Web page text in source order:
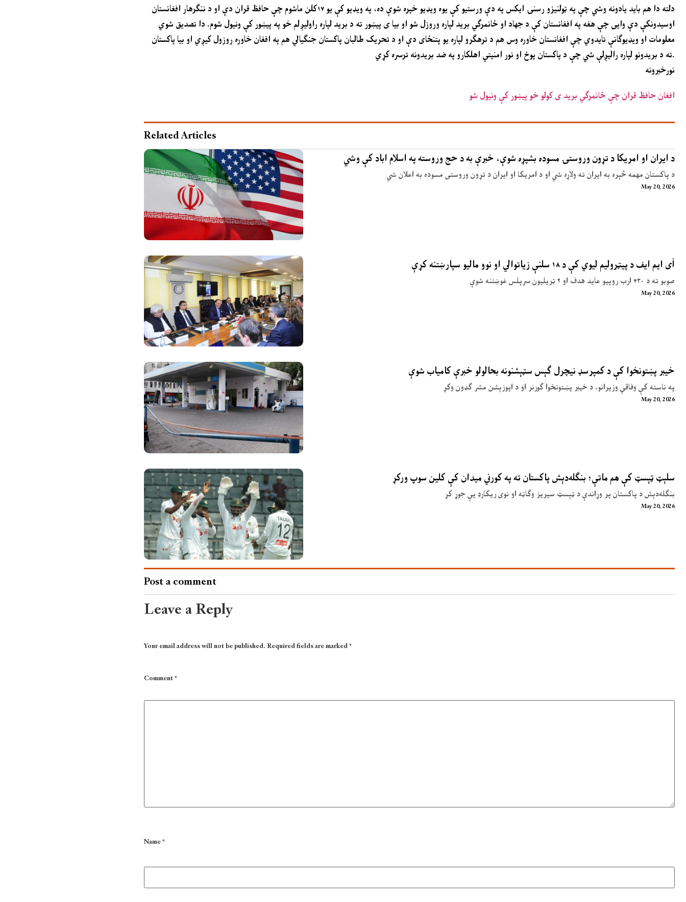
دلته دا هم باید یادونه وشي چې په ټولنیزو رسنۍ ایکس په دې ورستیو کې یوه ویډیو خپره شوې ده، په ویډیو کې یو ۱۷کلن ماشوم چې حافظ قران دې او د ننګرهار افغانستان
اوسیدونکې دې وایی چې هغه په افغانستان کې د جهاد او ځانمرګي برید لپاره وروزل شو او بیا ی پیښور ته د برید لپاره راولیږلم خو په پیښور کې ونیول شوم. دا تصدیق شوي
معلومات او ویډیوګانې تایدوي چې افغانستان خاوره وس هم د ترهګرو لپاره یو پتنځای دې او د تحریک طالبان پاکستان جنګیالي هم په افغان خاوره روزول کیږي او بیا پاکستان
ته د بریدونو لپاره رالیږلې شي چې د پاکستان پوځ او نور امنیتي اهلکارو په ضد بریدونه ترسره کړي.
نورخبرونه
افغان حافظ قران چې ځانمرګي برید ی کولو خو پیښور کې ونیول شو
Related Articles
د ایران او امریکا د تړون وروستۍ مسوده بشپړه شوې، خبرې به د حج وروسته په اسلام اباد کې وشي
د پاکستان مهمه څېره به ایران ته ولاړه شي او د امریکا او ایران د تړون وروستی مسوده به اعلان شي
May 20, 2026
آی ایم ایف د پیټرولیم لیوي کې د ۱۸ سلنې زیاتوالي او نوو مالیو سپارښتنه کړې
صوبو ته د ۴۳۰ ارب روپیو عاید هدف او ۲ ټریلیون سرپلس غوښتنه شوې
May 20, 2026
خیبر پښتونخوا کې د کمپرسډ نیچرل ګېس سټېشنونه بحالولو خبرې کامیاب شوې
په ناسته کې وفاقي وزیرانو، د خیبر پښتونخوا ګورنر او د اپوزېشن مشر ګډون وکړ
May 20, 2026
سلېټ ټېسټ کې هم ماتې؛ بنګله‌دېش پاکستان ته په کورني میدان کې کلین سوپ ورکړ
بنګله‌دېش د پاکستان پر وړاندې د ټېسټ سیریز وګاټه او نوی ریکارډ یې جوړ کړ
May 20, 2026
Post a comment
Leave a Reply
Your email address will not be published.Required fields are marked*
Comment*
Name*